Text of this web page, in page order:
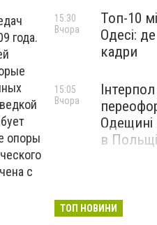
года.
опоры
с
Топ-10
Одесі:
кадри
15:30
Вчора
Одещині
в Польщі
15:05
Вчора
ТОП НОВИНИ